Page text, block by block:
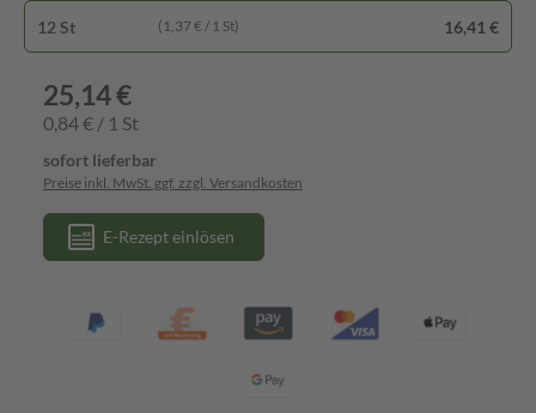
12 St (1,37 € / 1 St) 16,41 €
25,14 €
0,84 € / 1 St
sofort lieferbar
Preise inkl. MwSt. ggf. zzgl. Versandkosten
E-Rezept einlösen